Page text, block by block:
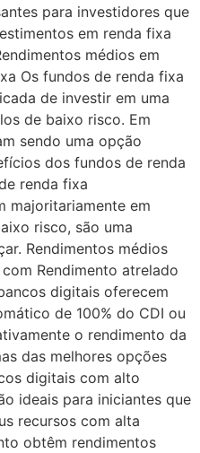
para investidores que
em renda fixa
médios em
Os fundos de renda fixa
de investir em uma
de baixo risco. Em
sendo uma opção
dos fundos de renda
renda fixa
majoritariamente em
risco, são uma
Rendimentos médios
Rendimento atrelado
digitais oferecem
de 100% do CDI ou
o rendimento da
das melhores opções
digitais com alto
ideais para iniciantes que
recursos com alta
obtêm rendimentos